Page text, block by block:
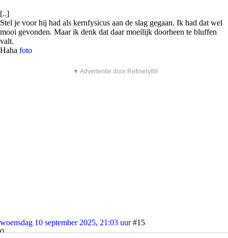
[..]
Stel je voor hij had als kernfysicus aan de slag gegaan. Ik had dat wel
mooi gevonden. Maar ik denk dat daar moeilijk doorheen te bluffen
valt.
Haha foto
▼ Advertentie door Refinery89
woensdag 10 september 2025, 21:03 uur #15
0